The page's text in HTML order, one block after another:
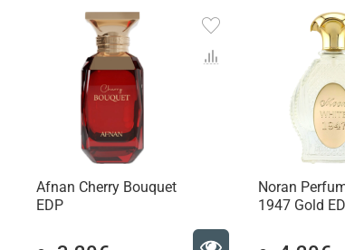
Afnan Cherry Bouquet
EDP
Noran
1947 Gold